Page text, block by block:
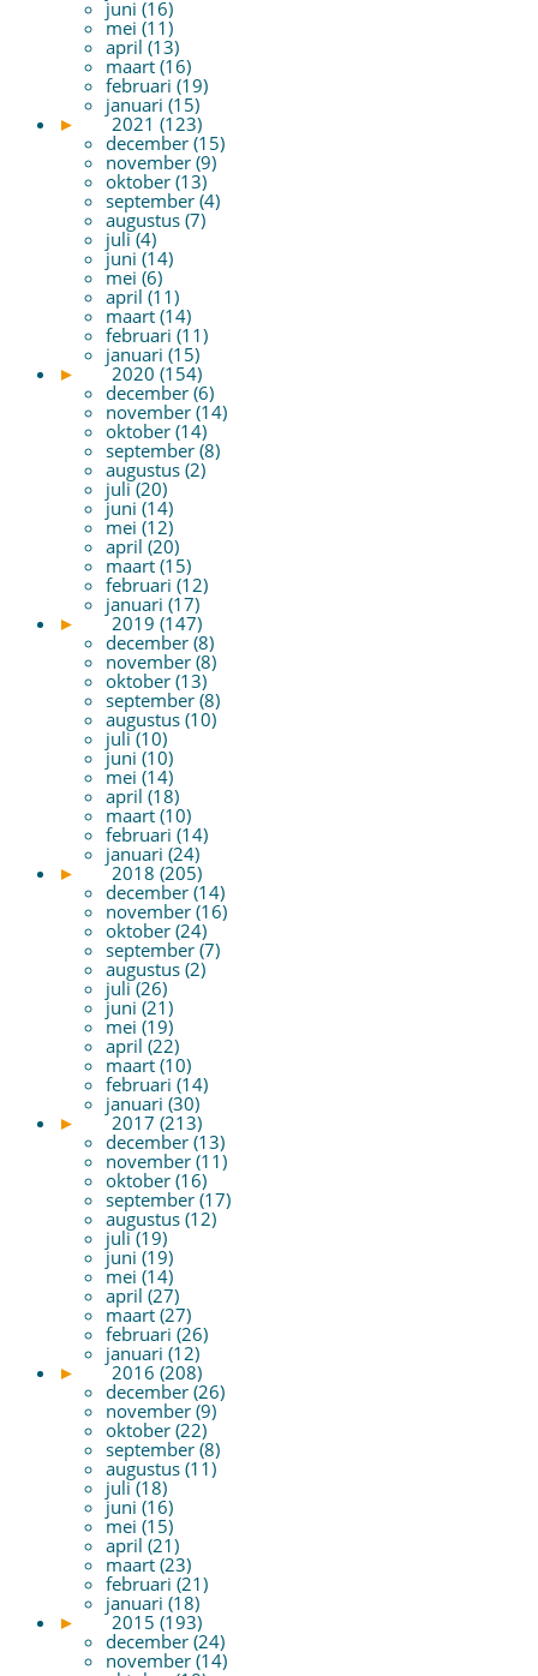
juni (16)
mei (11)
april (13)
maart (16)
februari (19)
januari (15)
►
2021 (123)
december (15)
november (9)
oktober (13)
september (4)
augustus (7)
juli (4)
juni (14)
mei (6)
april (11)
maart (14)
februari (11)
januari (15)
►
2020 (154)
december (6)
november (14)
oktober (14)
september (8)
augustus (2)
juli (20)
juni (14)
mei (12)
april (20)
maart (15)
februari (12)
januari (17)
►
2019 (147)
december (8)
november (8)
oktober (13)
september (8)
augustus (10)
juli (10)
juni (10)
mei (14)
april (18)
maart (10)
februari (14)
januari (24)
►
2018 (205)
december (14)
november (16)
oktober (24)
september (7)
augustus (2)
juli (26)
juni (21)
mei (19)
april (22)
maart (10)
februari (14)
januari (30)
►
2017 (213)
december (13)
november (11)
oktober (16)
september (17)
augustus (12)
juli (19)
juni (19)
mei (14)
april (27)
maart (27)
februari (26)
januari (12)
►
2016 (208)
december (26)
november (9)
oktober (22)
september (8)
augustus (11)
juli (18)
juni (16)
mei (15)
april (21)
maart (23)
februari (21)
januari (18)
►
2015 (193)
december (24)
november (14)